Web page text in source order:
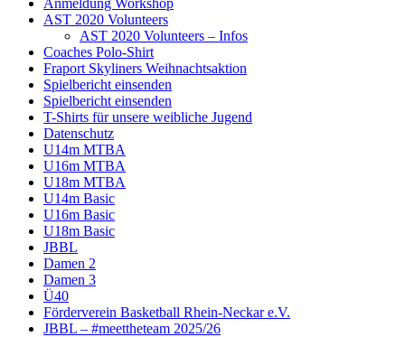
AST 2020 Volunteers
AST 2020 Volunteers – Infos
Coaches Polo-Shirt
Fraport Skyliners Weihnachtsaktion
Spielbericht einsenden
Spielbericht einsenden
T-Shirts für unsere weibliche Jugend
Datenschutz
U14m MTBA
U16m MTBA
U18m MTBA
U14m Basic
U16m Basic
U18m Basic
JBBL
Damen 2
Damen 3
Ü40
Förderverein Basketball Rhein-Neckar e.V.
JBBL – #meettheteam 2025/26